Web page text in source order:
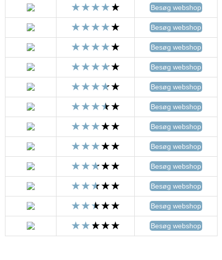
Besøg webshop
Besøg webshop
Besøg webshop
Besøg webshop
Besøg webshop
Besøg webshop
Besøg webshop
Besøg webshop
Besøg webshop
Besøg webshop
Besøg webshop
Besøg webshop